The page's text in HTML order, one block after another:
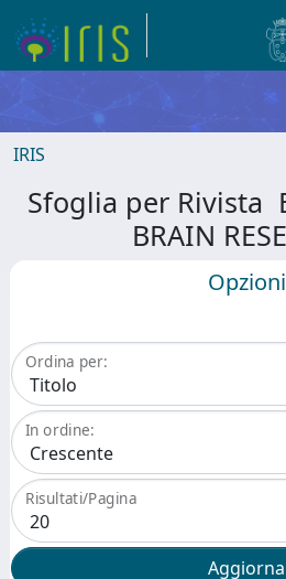
IRIS
Sfoglia per Rivista
BRAIN
Opzioni
Ordina per:
In ordine:
Risultati/Pagina